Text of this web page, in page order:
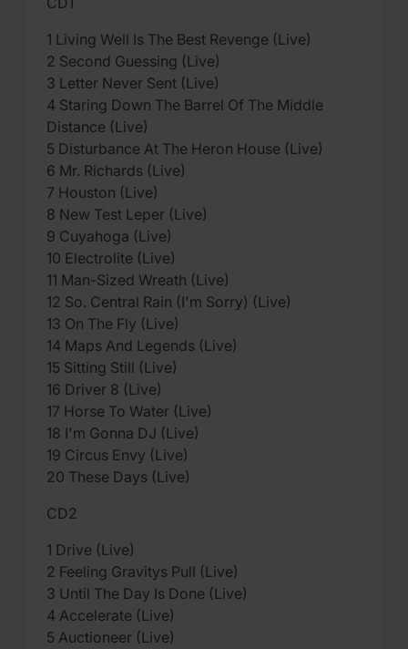
1 Living Well Is The Best Revenge (Live)
2 Second Guessing (Live)
3 Letter Never Sent (Live)
4 Staring Down The Barrel Of The Middle
Distance (Live)
5 Disturbance At The Heron House (Live)
6 Mr. Richards (Live)
7 Houston (Live)
8 New Test Leper (Live)
9 Cuyahoga (Live)
10 Electrolite (Live)
11 Man-Sized Wreath (Live)
12 So. Central Rain (I'm Sorry) (Live)
13 On The Fly (Live)
14 Maps And Legends (Live)
15 Sitting Still (Live)
16 Driver 8 (Live)
17 Horse To Water (Live)
18 I'm Gonna DJ (Live)
19 Circus Envy (Live)
20 These Days (Live)
CD2
1 Drive (Live)
2 Feeling Gravitys Pull (Live)
3 Until The Day Is Done (Live)
4 Accelerate (Live)
5 Auctioneer (Live)